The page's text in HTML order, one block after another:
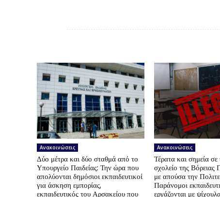
Ανακοινώσεις
Δύο μέτρα και δύο σταθμά από το
Υπουργείο Παιδείας: Την ώρα που
απολύονται δημόσιοι εκπαιδευτικοί
για άσκηση εμπορίας,
εκπαιδευτικός του Αρσακείου που
Ανακοινώσεις
Τέρατα και σημεία σε
σχολείο της
με απούσα την
Παράνομοι
εργάζονται με